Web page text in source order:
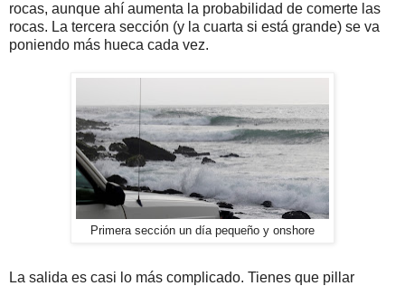
rocas, aunque ahí aumenta la probabilidad de comerte las
rocas. La tercera sección (y la cuarta si está grande) se va
poniendo más hueca cada vez.
Primera sección un día pequeño y onshore
La salida es casi lo más complicado. Tienes que pillar